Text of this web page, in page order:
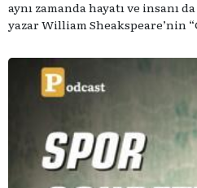
aynı zamanda hayatı ve insanı
yazar William Sheakspeare’nin
serimizde; tiyatroyu, alanının
konuşuyoruz..